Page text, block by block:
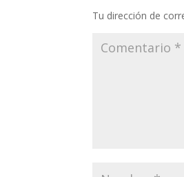
Tu dirección de